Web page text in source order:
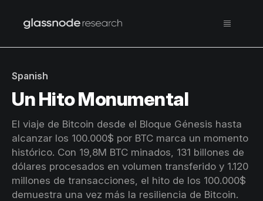
Spanish
Un Hito Monumental
El viaje de Bitcoin desde el Bloque Génesis hasta
alcanzar los 100.000$ por BTC marca un momento
histórico. Con 19,8M BTC minados, 131 billones de
dólares procesados en volumen transferido y 1.120
millones de transacciones, el hito de los 100.000$
demuestra una vez más la resiliencia de Bitcoin.